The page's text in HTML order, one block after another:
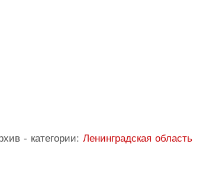
- категории: Ленинградская область